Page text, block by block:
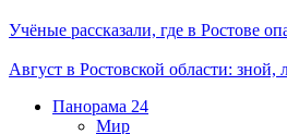
Учёные рассказали, где в Ростове
Август в Ростовской области:
Панорама 24
Мир